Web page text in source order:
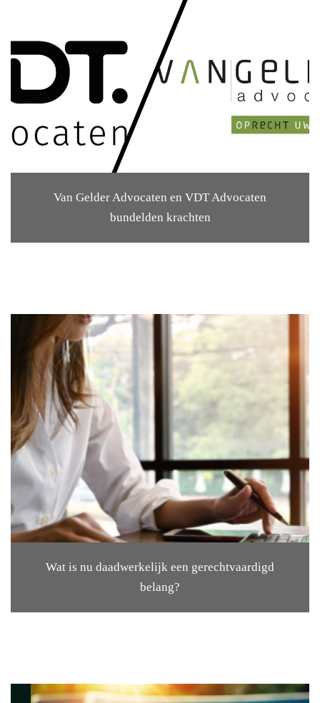
Van Gelder Advocaten en VDT Advocaten
bundelden krachten
Wat is nu daadwerkelijk een gerechtvaardigd
belang?